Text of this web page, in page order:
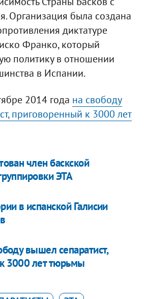
Организация была создана
диктатуре
Франко, который
политику в отношении
в Испании.
2014 года на свободу
приговоренный к 3000 лет
член баскской
ЭТА
в испанской Галисии
вышел сепаратист,
3000 лет тюрьмы